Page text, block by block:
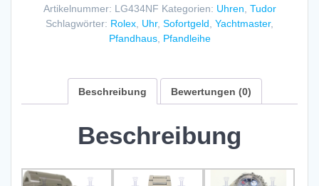
Artikelnummer: LG434NF Kategorien: Uhren Tudor
Schlagwörter: Rolex Uhr, Sofortgeld Yachtmaster,
Pfandhaus, Pfandleihe
Beschreibung Bewertungen (0)
Beschreibung